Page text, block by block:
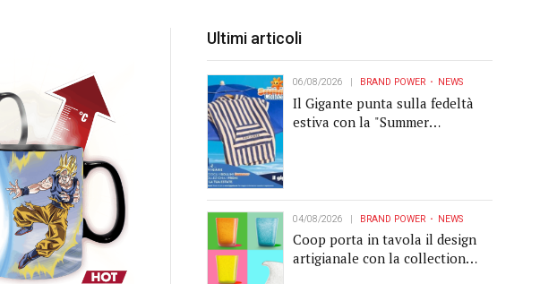
Ultimi articoli
06/08/2026 BRAND POWER NEWS
Il Gigante punta sulla fedeltà
estiva con la "Summer
04/08/2026 BRAND POWER NEWS
Coop porta in tavola il design
artigianale con la collection